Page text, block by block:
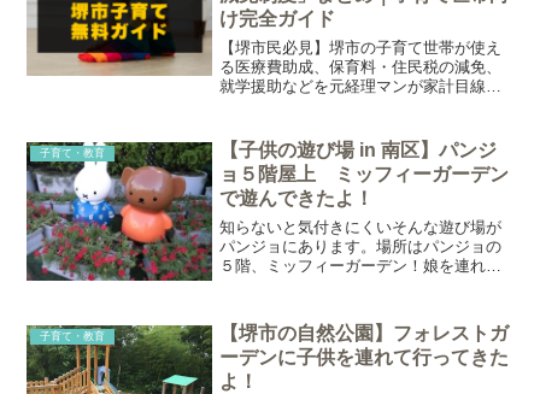
け完全ガイド
【堺市民必見】堺市の子育て世帯が使え
る医療費助成、保育料・住民税の減免、
就学援助などを元経理マンが家計目線で
差が出ることも。2026年最新情報で解説
します。
子育て・教育
【子供の遊び場 in 南区】パンジ
ョ５階屋上 ミッフィーガーデン
で遊んできたよ！
知らないと気付きにくいそんな遊び場が
パンジョにあります。場所はパンジョの
５階、ミッフィーガーデン！娘を連れて
（悪天候時は閉鎖） 入園無料 ３-６歳対
象 泉が丘パンジョ...
子育て・教育
【堺市の自然公園】フォレストガ
ーデンに子供を連れて行ってきた
よ！